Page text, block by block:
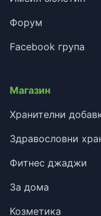
Форум
Facebook група
Магазин
Хранителни
Здравословни
Фитнес джаджи
За дома
Козметика